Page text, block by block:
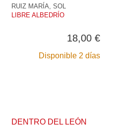
RUIZ MARÍA, SOL
LIBRE ALBEDRÍO
18,00 €
Disponible 2 días
DENTRO DEL LEÓN